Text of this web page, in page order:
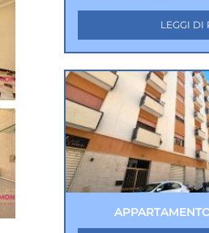
LEGGI DI